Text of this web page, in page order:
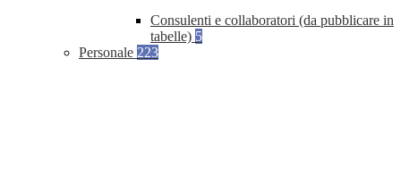
Consulenti e collaboratori (da pubblicare in
tabelle) 5
Personale 223